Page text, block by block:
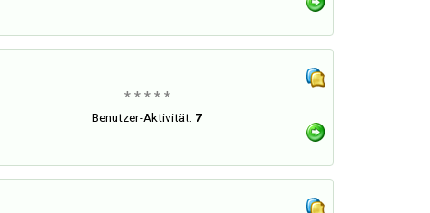
* * * * *
Benutzer-Aktivität: 7